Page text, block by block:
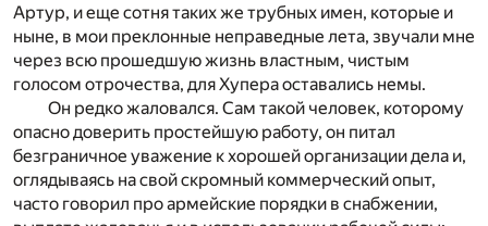
Артур, и еще сотня таких же трубных имен, которые и
ныне, в мои преклонные неправедные лета, звучали мне
через всю прошедшую жизнь властным, чистым
голосом отрочества, для Хупера оставались немы.
Он редко жаловался. Сам такой человек, которому
опасно доверить простейшую работу, он питал
безграничное уважение к хорошей организации дела и,
оглядываясь на свой скромный коммерческий опыт,
часто говорил про армейские порядки в снабжении,